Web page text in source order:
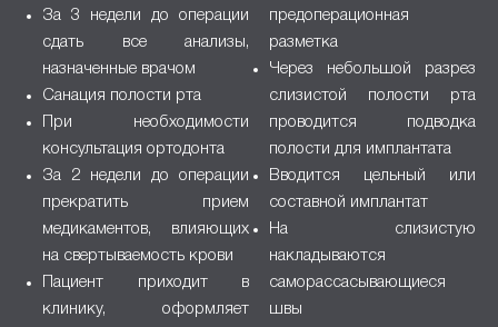
За 3 недели до операции
сдать все анализы,
назначенные врачом
Санация полости рта
При необходимости
консультация ортодонта
За 2 недели до операции
прекратить прием
медикаментов, влияющих
на свертываемость крови
Пациент приходит в
клинику, оформляет
предоперационная
разметка
Через небольшой разрез
слизистой полости рта
проводится подводка
полости для имплантата
Вводится цельный или
составной имплантат
На слизистую
накладываются
саморассасывающиеся
швы